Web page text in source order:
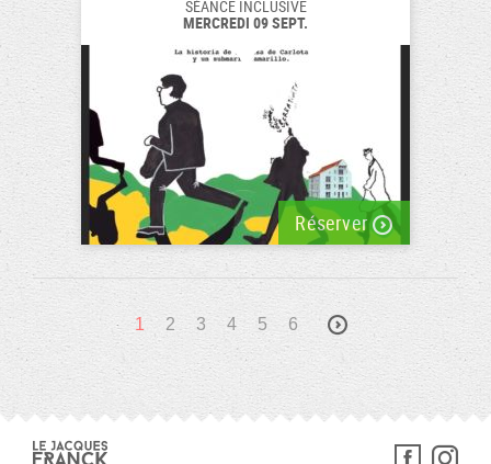
SÉANCE INCLUSIVE
MERCREDI 09 SEPT.
Réserver
1 2 3 4 5 6